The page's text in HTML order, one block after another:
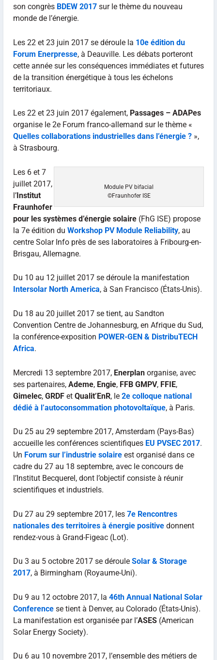
son congrès BDEW 2017sur le thème du nouveau
monde de l’énergie.
Les 22 et 23 juin 2017 se déroule la 10e édition du
Forum Enerpresse, à Deauville. Les débats porteront
cette année sur les conséquences immédiates et futures
de la transition énergétique à tous les échelons
territoriaux.
Les 22 et 23 juin 2017 également, Passages – ADAPes
organise le 2e Forum franco-allemand sur le thème «
Quelles collaborations industrielles dans l’énergie ?»,
à Strasbourg.
Module PV bifacial
©Fraunhofer ISE
Les 6 et 7
juillet 2017,
l’Institut
Fraunhofer
pour les systèmes d’énergie solaire(FhG ISE) propose
la 7e édition du Workshop PV Module Reliability, au
centre Solar Info près de ses laboratoires à Fribourg-en-
Brisgau, Allemagne.
Du 10 au 12 juillet 2017 se déroule la manifestation
Intersolar North America, à San Francisco (États-Unis).
Du 18 au 20 juillet 2017 se tient, au Sandton
Convention Centre de Johannesburg, en Afrique du Sud,
la conférence-exposition POWER-GEN & DistribuTECH
Africa.
Mercredi 13 septembre 2017, Enerplanorganise, avec
ses partenaires, Ademe,Engie, FFB GMPV, FFIE,
Gimelec, GRDFet Qualit’EnR, le 2e colloque national
dédié à l’autoconsommation photovoltaïque, à Paris.
Du 25 au 29 septembre 2017, Amsterdam (Pays-Bas)
accueille les conférences scientifiques EU PVSEC 2017.
Un Forum sur l’industrie solaireest organisé dans ce
cadre du 27 au 18 septembre, avec le concours de
l’Institut Becquerel, dont l’objectif consiste à réunir
scientifiques et industriels.
Du 27 au 29 septembre 2017, les 7e Rencontres
nationales des territoires à énergie positivedonnent
rendez-vous à Grand-Figeac (Lot).
Du 3 au 5 octobre 2017 se déroule Solar & Storage
2017, à Birmingham (Royaume-Uni).
Du 9 au 12 octobre 2017, la 46th Annual National Solar
Conferencese tient à Denver, au Colorado (États-Unis).
La manifestation est organisée par l’ASES(American
Solar Energy Society).
Du 6 au 10 novembre 2017, l’ensemble des métiers de